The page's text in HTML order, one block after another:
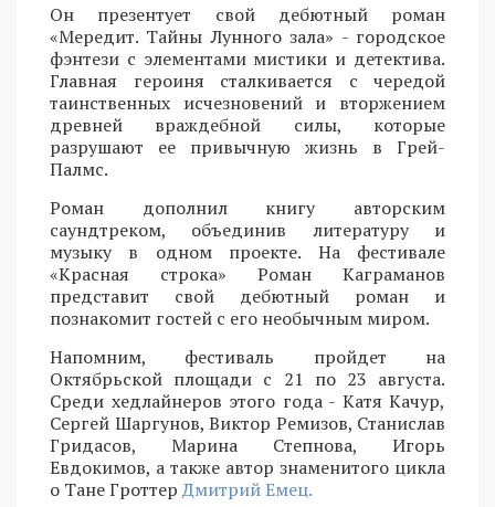
Он презентует свой дебютный роман
«Мередит. Тайны Лунного зала» - городское
фэнтези с элементами мистики и детектива.
Главная героиня сталкивается с чередой
таинственных исчезновений и вторжением
древней враждебной силы, которые
разрушают ее привычную жизнь в Грей-
Палмс.
Роман дополнил книгу авторским
саундтреком, объединив литературу и
музыку в одном проекте. На фестивале
«Красная строка» Роман Каграманов
представит свой дебютный роман и
познакомит гостей с его необычным миром.
Напомним, фестиваль пройдет на
Октябрьской площади с 21 по 23 августа.
Среди хедлайнеров этого года - Катя Качур,
Сергей Шаргунов, Виктор Ремизов, Станислав
Гридасов, Марина Степнова, Игорь
Евдокимов, а также автор знаменитого цикла
о Тане ГроттерДмитрий Емец.